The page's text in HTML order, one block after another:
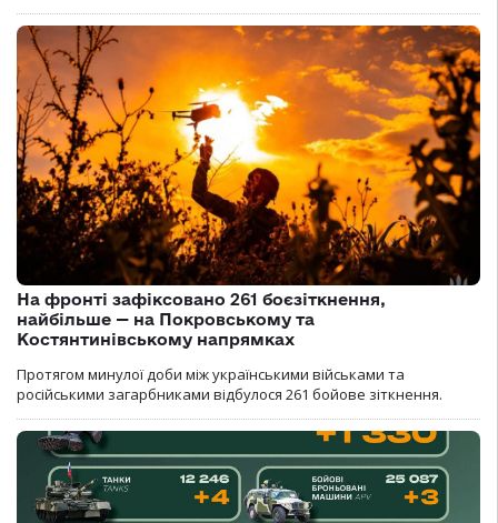
На фронті зафіксовано 261 боєзіткнення,
найбільше — на Покровському та
Костянтинівському напрямках
Протягом минулої доби між українськими військами та
російськими загарбниками відбулося 261 бойове зіткнення.